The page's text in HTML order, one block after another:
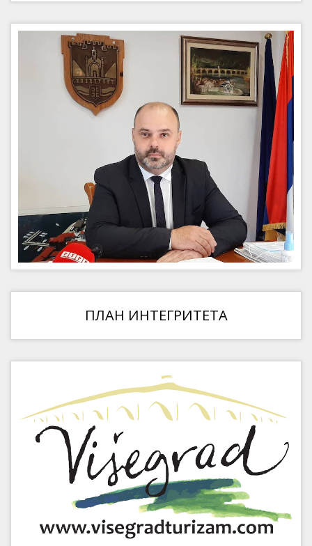
ПЛАН ИНТЕГРИТЕТА